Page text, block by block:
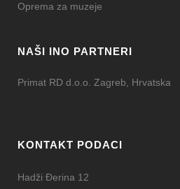
Oprema za muzeje
NAŠI INO PARTNERI
Primat RD d.o.o. Zagreb, Hrvatska
KONTAKT PODACI
Hadži Đerina 12